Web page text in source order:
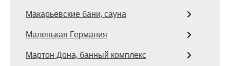
Макарьевские бани, сауна
Маленькая Германия
Мартон Дона, банный комплекс